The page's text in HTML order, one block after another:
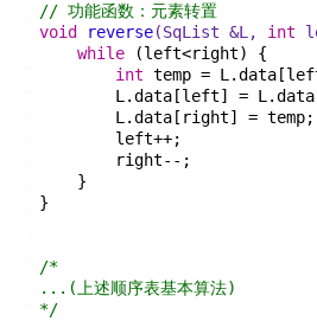
// 功能函数：元素转置
void
reverse(SqList &L, int
while (left<right) {
int temp =
L.data[left] =
L.data[right] = temp;
left++;
right--;
}
}
/*
...(上述顺序表基本算法)
*/